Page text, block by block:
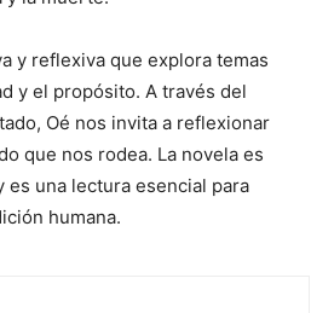
y reflexiva que explora temas
y el propósito. A través del
Oé nos invita a reflexionar
que nos rodea. La novela es
es una lectura esencial para
humana.